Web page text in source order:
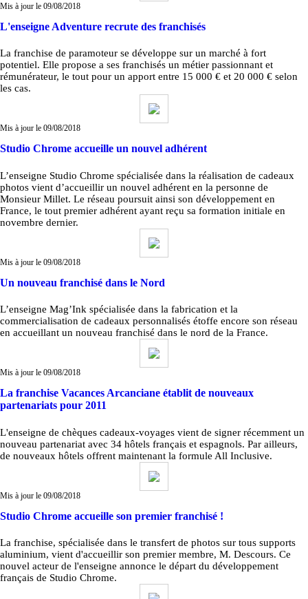
Mis à jour le 09/08/2018
L'enseigne Adventure recrute des franchisés
La franchise de paramoteur se développe sur un marché à fort
potentiel. Elle propose a ses franchisés un métier passionnant et
rémunérateur, le tout pour un apport entre 15 000 € et 20 000 € selon
les cas.
Mis à jour le 09/08/2018
Studio Chrome accueille un nouvel adhérent
L’enseigne Studio Chrome spécialisée dans la réalisation de cadeaux
photos vient d’accueillir un nouvel adhérent en la personne de
Monsieur Millet. Le réseau poursuit ainsi son développement en
France, le tout premier adhérent ayant reçu sa formation initiale en
novembre dernier.
Mis à jour le 09/08/2018
Un nouveau franchisé dans le Nord
L’enseigne Mag’Ink spécialisée dans la fabrication et la
commercialisation de cadeaux personnalisés étoffe encore son réseau
en accueillant un nouveau franchisé dans le nord de la France.
Mis à jour le 09/08/2018
La franchise Vacances Arcanciane établit de nouveaux
partenariats pour 2011
L'enseigne de chèques cadeaux-voyages vient de signer récemment un
nouveau partenariat avec 34 hôtels français et espagnols. Par ailleurs,
de nouveaux hôtels offrent maintenant la formule All Inclusive.
Mis à jour le 09/08/2018
Studio Chrome accueille son premier franchisé !
La franchise, spécialisée dans le transfert de photos sur tous supports
aluminium, vient d'accueillir son premier membre, M. Descours. Ce
nouvel acteur de l'enseigne annonce le départ du développement
français de Studio Chrome.